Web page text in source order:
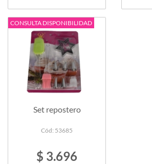
CONSULTA DISPONIBILIDAD
Set repostero
Cód: 53685
$ 3.696